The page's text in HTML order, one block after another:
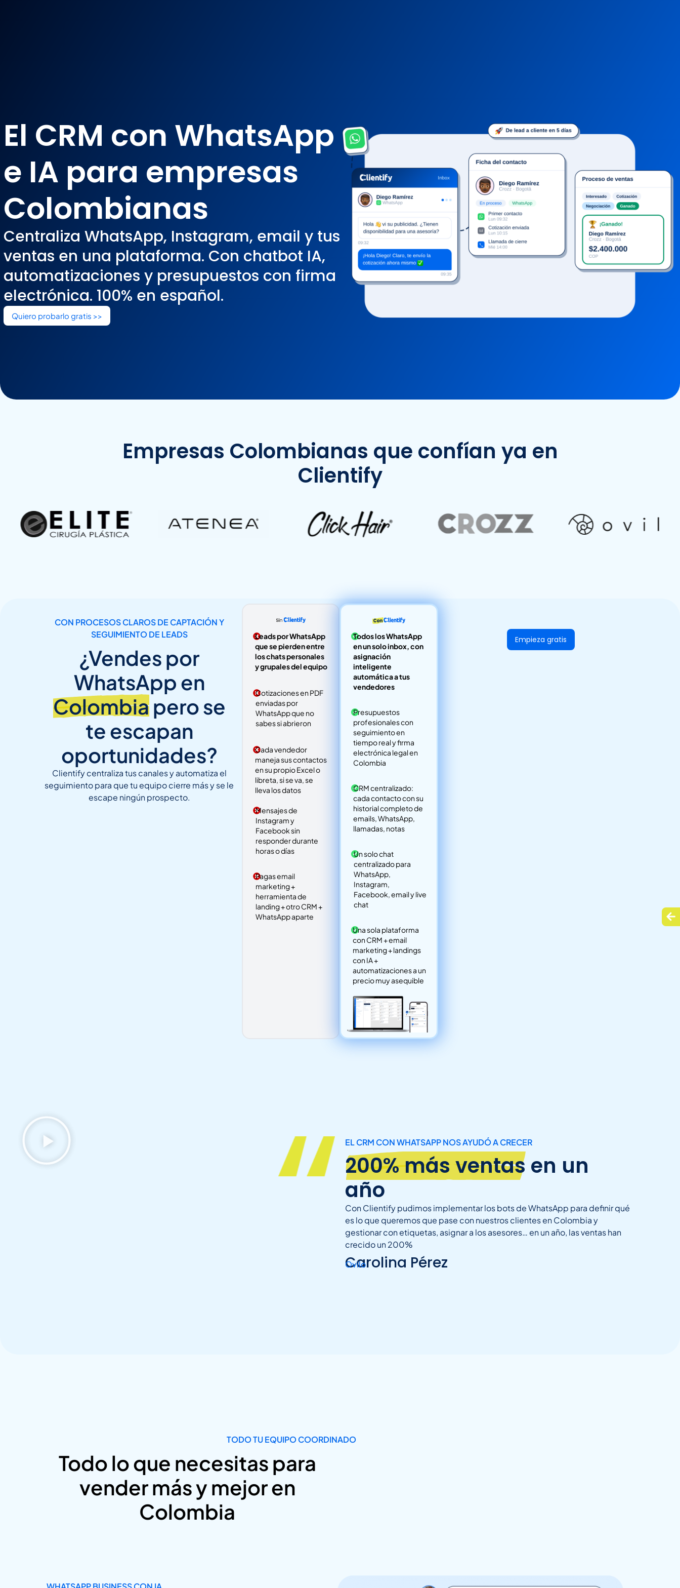
El CRM con WhatsApp
e IA para empresas
Colombianas
Centraliza WhatsApp, Instagram, email y tus
ventas en una plataforma. Con chatbot IA,
automatizaciones y presupuestos con firma
electrónica. 100% en español.
Quiero probarlo gratis >>
Empresas Colombianas que confían ya en
Clientify
CON PROCESOS CLAROS DE CAPTACIÓN Y
SEGUIMIENTO DE LEADS
¿Vendes por
WhatsApp en
Colombiapero se
te escapan
oportunidades?
Clientify centraliza tus canales y automatiza el
seguimiento para que tu equipo cierre más y se le
escape ningún prospecto.
Leads por WhatsApp
que se pierden entre
los chats personales
y grupales del equipo
Cotizaciones en PDF
enviadas por
WhatsApp que no
sabes si abrieron
Cada vendedor
maneja sus contactos
en su propio Excel o
libreta, si se va, se
lleva los datos
Mensajes de
Instagram y
Facebook sin
responder durante
horas o días
Pagas email
marketing +
herramienta de
landing + otro CRM +
WhatsApp aparte
Todos los WhatsApp
en un solo inbox, con
asignación
inteligente
automática a tus
vendedores
Presupuestos
profesionales con
seguimiento en
tiempo real y firma
electrónica legal en
Colombia
CRM centralizado:
cada contacto con su
historial completo de
emails, WhatsApp,
llamadas, notas
Un solo chat
centralizado para
WhatsApp,
Instagram,
Facebook, email y live
chat
Una sola plataforma
con CRM + email
marketing + landings
con IA +
automatizaciones a un
precio muy asequible
Empieza gratis
EL CRM CON WHATSAPP NOS AYUDÓ A CRECER
200% más ventas en un
año
Con Clientify pudimos implementar los bots de WhatsApp para definir qué
es lo que queremos que pase con nuestros clientes en Colombia y
gestionar con etiquetas, asignar a los asesores… en un año, las ventas han
crecido un 200%
Carolina Pérez
Ovilo
TODO TU EQUIPO COORDINADO
Todo lo que necesitas para
vender más y mejor en
Colombia